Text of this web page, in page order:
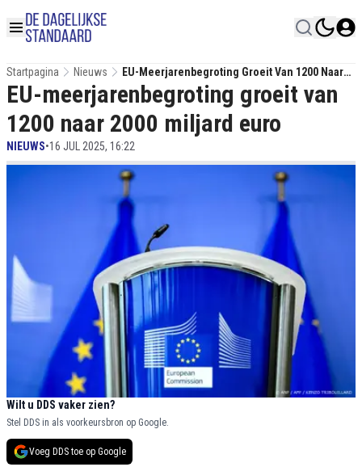
Startpagina Nieuws
EU-Meerjarenbegroting Groeit Van 1200 Naar
2000 Miljard Euro
EU-meerjarenbegroting groeit van
1200 naar 2000 miljard euro
NIEUWS•16 JUL 2025, 16:22
Wilt u DDS vaker zien?
Stel DDS in als voorkeursbron op Google.
Voeg DDS toe op Google